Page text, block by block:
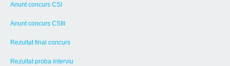
Anunt concurs CSI
Anunt concurs CSIII
Rezultat final concurs
Rezultat proba interviu